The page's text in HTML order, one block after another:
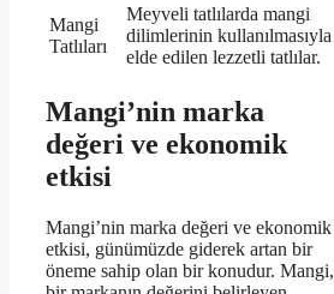
Mangi
Tatlıları
Meyveli tatlılarda mangi
dilimlerinin kullanılmasıyla
elde edilen lezzetli tatlılar.
Mangi’nin marka
değeri ve ekonomik
etkisi
Mangi’nin marka değeri ve ekonomik
etkisi, günümüzde giderek artan bir
öneme sahip olan bir konudur. Mangi,